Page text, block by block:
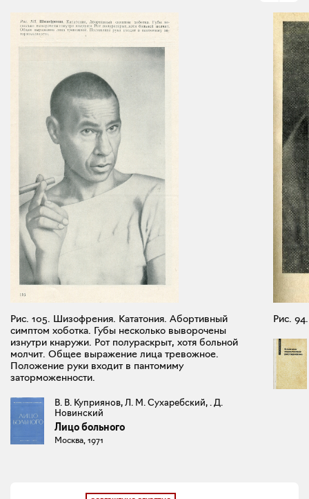
Рис. 105. Шизофрения. Кататония. Абортивный
симптом хоботка. Губы несколько выворочены
изнутри кнаружи. Рот полураскрыт, хотя больной
молчит. Общее выражение лица тревожное.
Положение руки входит в пантомиму
заторможенности.
В. В. Куприянов, Л. М. Сухаребский, . Д.
Новинский
Лицо больного
Москва, 1971
Рис.